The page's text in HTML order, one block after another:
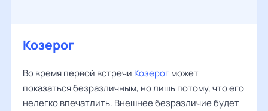
Козерог
Во время первой встречи Козерогможет
показаться безразличным, но лишь потому, что его
нелегко впечатлить. Внешнее безразличие будет